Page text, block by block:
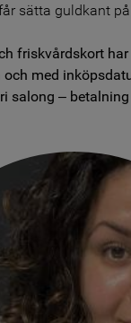
sätta guldkant
friskvårdskort
med
salong –